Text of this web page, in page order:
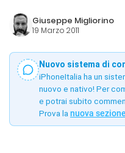
Giuseppe Migliorino
19 Marzo 2011
Nuovo sistema di
iPhoneItalia ha un
nuovo e nativo! Per
e potrai subito
Prova la nuova